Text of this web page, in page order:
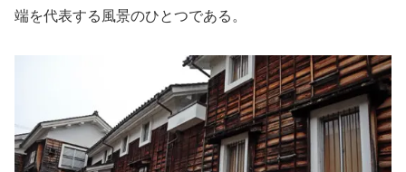
端を代表する風景のひとつである。